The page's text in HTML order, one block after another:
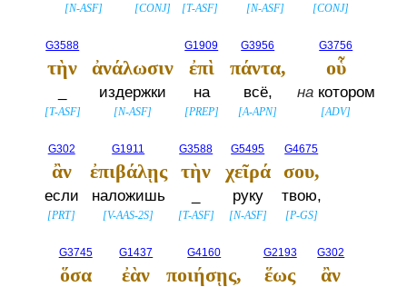
[N-ASF] [CONJ] [T-ASF] [N-ASF] [CONJ]
G3588
τὴν
[T-ASF]
ἀνάλωσιν
издержки
[N-ASF]
G1909
ἐπὶ
на
[PREP]
G3956
πάντα,
всё,
[A-APN]
G3756
οὗ
накотором
[ADV]
G302
ἂν
если
[PRT]
G1911
ἐπιβάλῃς
наложишь
[V-AAS-2S]
G3588
τὴν
[T-ASF]
G5495
χεῖρά
руку
[N-ASF]
G4675
σου,
твою,
[P-GS]
G3745
ὅσα
G1437
ἐὰν
G4160
ποιήσῃς,
G2193
ἕως
G302
ἂν